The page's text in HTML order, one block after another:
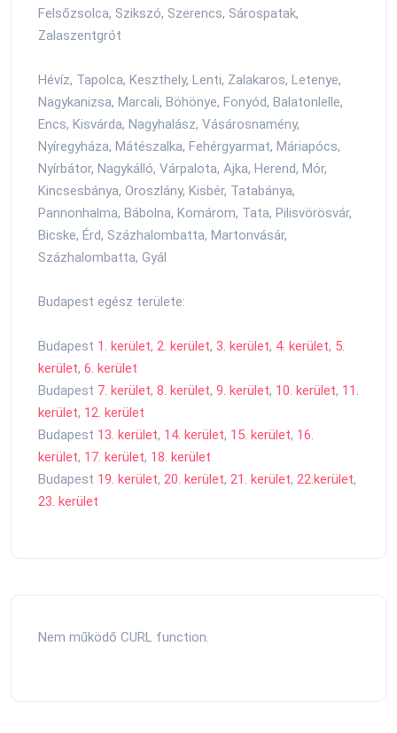
Felsőzsolca, Szikszó, Szerencs, Sárospatak,
Zalaszentgrót
Hévíz, Tapolca, Keszthely, Lenti, Zalakaros, Letenye,
Nagykanizsa, Marcali, Böhönye, Fonyód, Balatonlelle,
Encs, Kisvárda, Nagyhalász, Vásárosnamény,
Nyíregyháza, Mátészalka, Fehérgyarmat, Máriapócs,
Nyírbátor, Nagykálló, Várpalota, Ajka, Herend, Mór,
Kincsesbánya, Oroszlány, Kisbér, Tatabánya,
Pannonhalma, Bábolna, Komárom, Tata, Pilisvörösvár,
Bicske, Érd, Százhalombatta, Martonvásár,
Százhalombatta, Gyál
Budapest egész területe:
Budapest 1. kerület, 2. kerület, 3. kerület, 4. kerület, 5.
kerület, 6. kerület
Budapest 7. kerület, 8. kerület, 9. kerület, 10. kerület, 11.
kerület, 12. kerület
Budapest 13. kerület, 14. kerület, 15. kerület, 16.
kerület, 17. kerület, 18. kerület
Budapest 19. kerület, 20. kerület, 21. kerület, 22.kerület,
23. kerület
Nem működő CURL function.